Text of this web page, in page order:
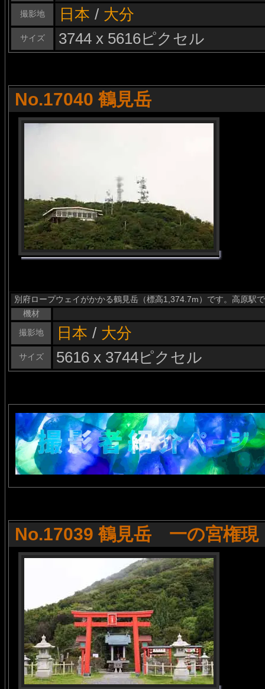
撮影地
日本 / 大分
サイズ 3744 x 5616ピクセル
No.17040 鶴見岳
別府ロープウェイがかかる鶴見岳（標高1,374.7m）です。高原駅
機材
撮影地
日本 / 大分
サイズ 5616 x 3744ピクセル
No.17039 鶴見岳 一の宮権現